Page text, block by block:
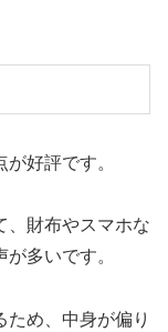
好評です。
、財布やスマホな
多いです。
ため、中身が偏り